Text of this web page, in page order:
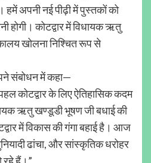
अपनी नई पीढ़ी में पुस्तकों को
होगी। कोटद्वार में विधायक ऋतु
खोलना निश्चित रूप से
संबोधन में कहा—
कोटद्वार के लिए ऐतिहासिक कदम
ऋतु खण्डूडी भूषण जी बधाई की
में विकास की गंगा बहाई है। आज
ढांचा, और सांस्कृतिक धरोहर
रहे हैं।”